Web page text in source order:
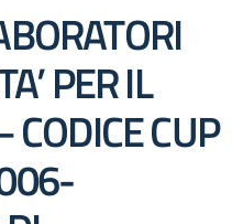
PER IL
CODICE CUP